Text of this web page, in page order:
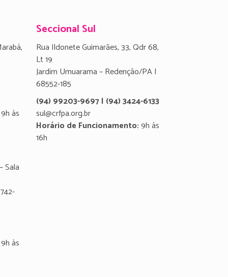
9h às
Sala
9h às
Seccional Sul
Rua Ildonete Guimarães, 33, Qdr 68,
Lt 19
Jardim Umuarama – Redenção/PA |
68552-185
(94) 99203-9697 | (94) 3424-6133
sul@crfpa.org.br
Horário de Funcionamento:9h às
16h